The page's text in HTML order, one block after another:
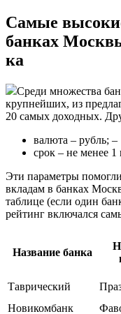
Самые
банках
ка
Среди множества
крупнейших, из
20 самых доходных.
валюта – рубль; –
срок – не менее 1
Эти параметры
вкладам в банках
таблице (если один
рейтинг включался
Название банка
Таврический
Новикомбанк